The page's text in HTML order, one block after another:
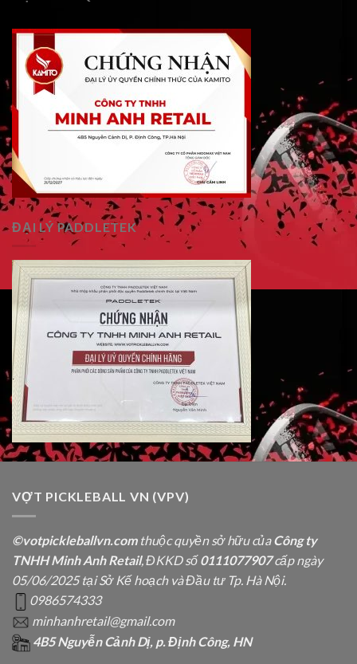
ĐẠI LÝ PADDLETEK
VỢT PICKLEBALL VN (VPV)
©votpickleballvn.comthuộc quyền sở hữu củaCông ty
TNHH Minh Anh Retail, ĐKKD số0111077907cấp ngày
05/06/2025 tại Sở Kế hoạch và Đầu tư Tp. Hà Nội.
0986574333
minhanhretail@gmail.com
4B5 Nguyễn Cảnh Dị, p. Định Công, HN